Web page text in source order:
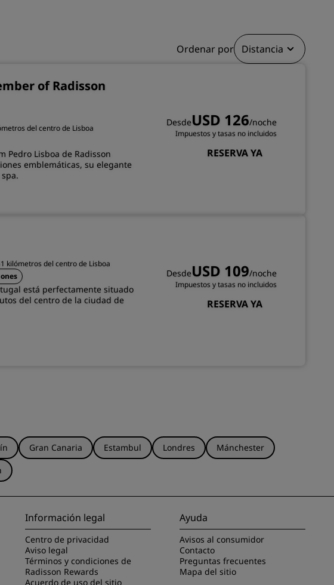
Bookers and Planners
Ordenar por Distancia
of Radisson
del centro de Lisboa
Pedro Lisboa de Radisson
emblemáticas, su elegante
DesdeUSD 126/noche
Impuestos y tasas no incluidos
RESERVA YA
kilómetros del centro de Lisboa
está perfectamente situado
del centro de la ciudad de
DesdeUSD 109/noche
Impuestos y tasas no incluidos
RESERVA YA
Gran Canaria Estambul Londres
Mánchester
Información legal
Centro de privacidad
Aviso legal
Términos y condiciones de
Radisson Rewards
Acuerdo de uso del sitio
Ayuda
Avisos al consumidor
Contacto
Preguntas frecuentes
Mapa del sitio